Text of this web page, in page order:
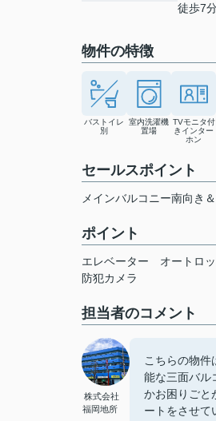
徒歩7
物件の特徴
バストイレ
別
室内洗濯機
置場
TVモニタ付
きインター
ホン
セールスポイント
メインバルコニー南向き
ポイント
エレベーター オートロ
防犯カメラ
担当者のコメント
株式会社
福岡地所
こちらの物
能な三面バル
かお困りごと
ートをさせて